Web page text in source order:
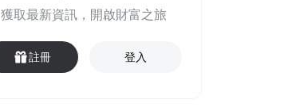
獲取最新資訊，開啟財富之旅
註冊 登入